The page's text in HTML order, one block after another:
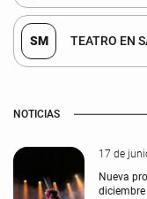
SM TEATRO EN
NOTICIAS
17 de
Nueva